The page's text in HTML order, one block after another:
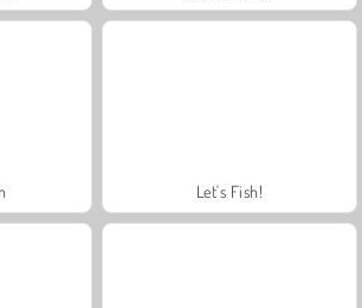
Let's Fish!